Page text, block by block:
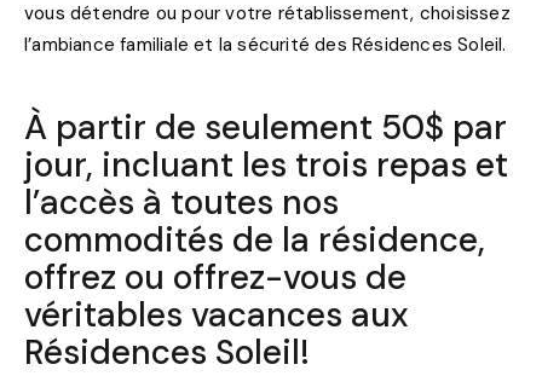
vous détendre ou pour votre rétablissement, choisissez
l’ambiance familiale et la sécurité des Résidences Soleil.
À partir de seulement 50$ par
jour, incluant les trois repas et
l’accès à toutes nos
commodités de la résidence,
offrez ou offrez-vous de
véritables vacances aux
Résidences Soleil!